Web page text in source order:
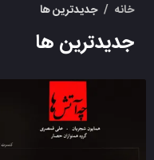
خانه / جدیدترین ها
جدیدترین ها